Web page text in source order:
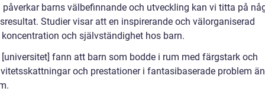
barns välbefinnande och utveckling kan vi titta på
Studier visar att en inspirerande och välorganiserad
och självständighet hos barn.
fann att barn som bodde i rum med färgstark och
och prestationer i fantasibaserade problem än